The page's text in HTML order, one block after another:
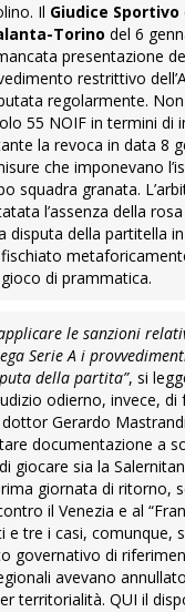
Il Giudice Sportivo
Torino del 6
presentazione
restrittivo
regolarmente.
55 NOIF in termini di
la revoca in data 8
che imponevano
squadra granata.
l’assenza della
disputa della partitella
di prammatica.
le sanzioni
Serie A i
della partita”, si
odierno, invece, di
Gerardo
documentazione a
giocare sia la
giornata di ritorno,
il Venezia e al
e tre i casi, comunque,
governativo di
avevano
territorialità. QUI il